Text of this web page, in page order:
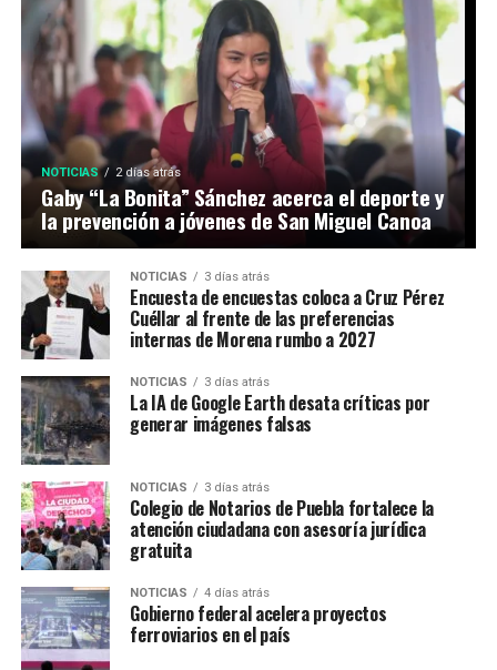
NOTICIAS 2 días atrás
Gaby “La Bonita” Sánchez acerca el deporte y
la prevención a jóvenes de San Miguel Canoa
NOTICIAS 3 días atrás
Encuesta de encuestas coloca a Cruz Pérez
Cuéllar al frente de las preferencias
internas de Morena rumbo a 2027
NOTICIAS 3 días atrás
La IA de Google Earth desata críticas por
generar imágenes falsas
NOTICIAS 3 días atrás
Colegio de Notarios de Puebla fortalece la
atención ciudadana con asesoría jurídica
gratuita
NOTICIAS 4 días atrás
Gobierno federal acelera proyectos
ferroviarios en el país